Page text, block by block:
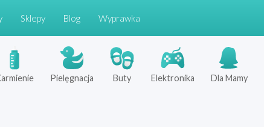
Sklepy Blog Wyprawka
Pielęgnacja Buty Elektronika Dla Mamy